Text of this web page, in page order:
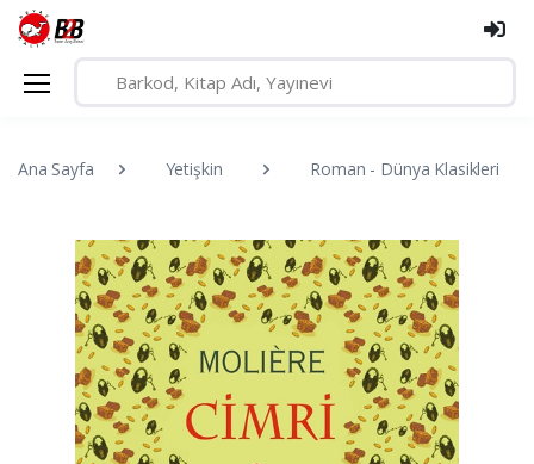
Ana Sayfa Yetişkin Roman - Dünya Klasikleri